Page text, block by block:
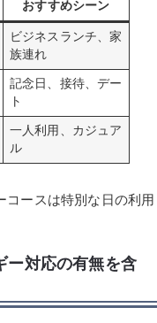
おすすめシーン
ビジネスランチ、家
族連れ
記念日、接待、デー
ト
一人利用、カジュア
ル
コースは特別な日の利用
ー対応の有無を含